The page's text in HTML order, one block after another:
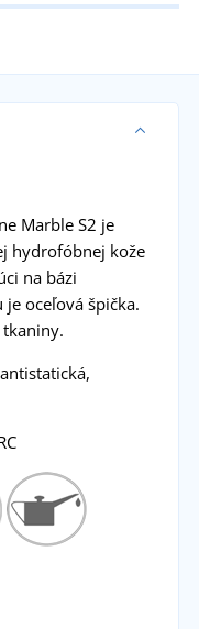
Marble S2 je
hydrofóbnej kože
na bázi
oceľová špička.